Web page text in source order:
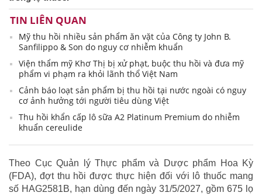
TIN LIÊN QUAN
Mỹ thu hồi nhiều sản phẩm ăn vặt của Công ty John B.
Sanfilippo & Son do nguy cơ nhiễm khuẩn
Viện thẩm mỹ Khơ Thị bị xử phạt, buộc thu hồi và đưa mỹ
phẩm vi phạm ra khỏi lãnh thổ Việt Nam
Cảnh báo loạt sản phẩm bị thu hồi tại nước ngoài có nguy
cơ ảnh hưởng tới người tiêu dùng Việt
Thu hồi khẩn cấp lô sữa A2 Platinum Premium do nhiễm
khuẩn cereulide
Theo Cục Quản lý Thực phẩm và Dược phẩm Hoa Kỳ
(FDA), đợt thu hồi được thực hiện đối với lô thuốc mang
số HAG2581B, hạn dùng đến ngày 31/5/2027, gồm 675 lọ